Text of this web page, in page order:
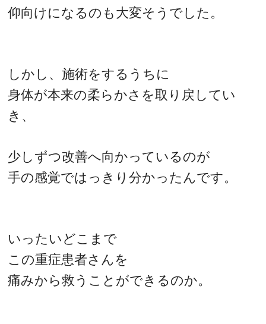
仰向けになるのも大変そうでした。
しかし、施術をするうちに
身体が本来の柔らかさを取り戻してい
き、
少しずつ改善へ向かっているのが
手の感覚ではっきり分かったんです。
いったいどこまで
この重症患者さんを
痛みから救うことができるのか。